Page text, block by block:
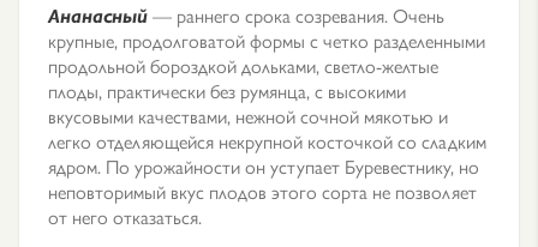
Ананасный— раннего срока созревания. Очень
крупные, продолговатой формы с четко разделенными
продольной бороздкой дольками, светло-желтые
плоды, практически без румянца, с высокими
вкусовыми качествами, нежной сочной мякотью и
легко отделяющейся некрупной косточкой со сладким
ядром. По урожайности он уступает Буревестнику, но
неповторимый вкус плодов этого сорта не позволяет
от него отказаться.